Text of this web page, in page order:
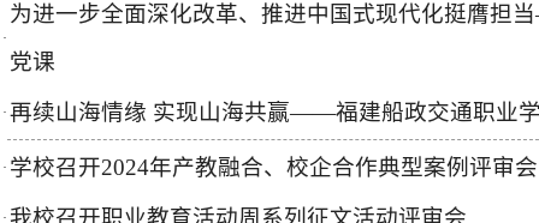
·
为进一步全面深化改革、推进中国式现代化挺膺担
党课
· 再续山海情缘 实现山海共赢——福建船政交通职业
· 学校召开2024年产教融合、校企合作典型案例评审会
· 我校召开职业教育活动周系列征文活动评审会